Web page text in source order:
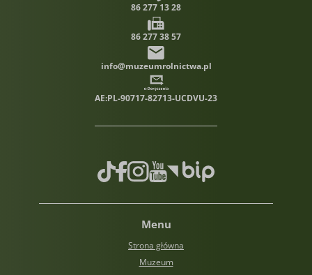
86 277 13 28
86 277 38 57
info@muzeumrolnictwa.pl
AE:PL-90717-82713-UCDVU-23
TikTokFacebook
Instagram
Youtube
Biuletyn informacji
Menu
Strona główna
Muzeum